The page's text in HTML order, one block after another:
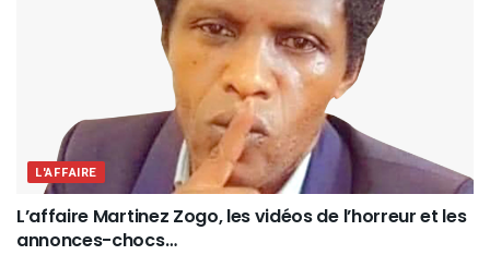
L'AFFAIRE
L’affaire Martinez Zogo, les vidéos de l’horreur et les
annonces-chocs…